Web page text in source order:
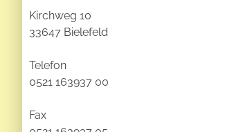
Kirchweg 10
33647 Bielefeld
Telefon
0521 163937 00
Fax